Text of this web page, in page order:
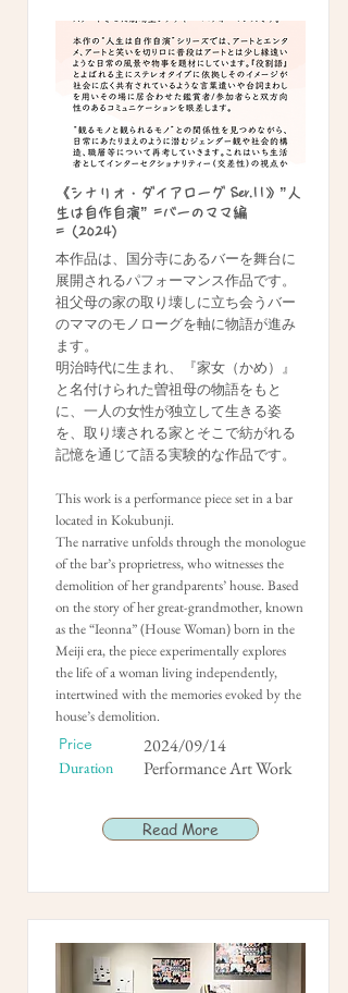
《シナリオ・ダイアローグ Ser.11》”人
生は自作自演” =バーのママ編
=（2024）
本作品は、国分寺にあるバーを舞台に
展開されるパフォーマンス作品です。
祖父母の家の取り壊しに立ち会うバー
のママのモノローグを軸に物語が進み
ます。
明治時代に生まれ、『家女（かめ）』
と名付けられた曽祖母の物語をもと
に、一人の女性が独立して生きる姿
を、取り壊される家とそこで紡がれる
記憶を通じて語る実験的な作品です。
This work is a performance piece set in a bar
located in Kokubunji.
The narrative unfolds through the monologue
of the bar’s proprietress, who witnesses the
demolition of her grandparents’ house. Based
on the story of her great-grandmother, known
as the “Ieonna” (House Woman) born in the
Meiji era, the piece experimentally explores
the life of a woman living independently,
intertwined with the memories evoked by the
house’s demolition.
Price 2024/09/14
Duration Performance Art Work
Read More